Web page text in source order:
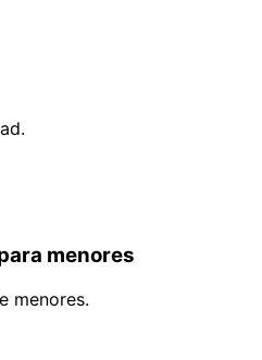
menores
menores.